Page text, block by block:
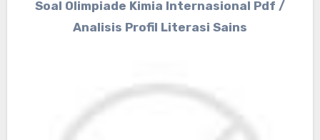
Soal Olimpiade Kimia Internasional Pdf /
Analisis Profil Literasi Sains